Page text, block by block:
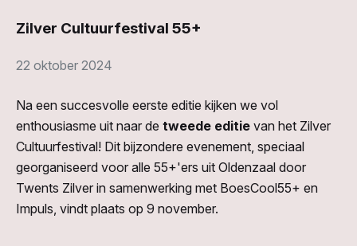
Sociaal domein
Over ons
Nieuws & Agenda
Contact
Zilver Cultuurfestival 55+
22 oktober 2024
Na een succesvolle eerste editie kijken we vol
enthousiasme uit naar de tweede editie van het Zilver
Cultuurfestival! Dit bijzondere evenement, speciaal
georganiseerd voor alle 55+'ers uit Oldenzaal door
Twents Zilver in samenwerking met BoesCool55+ en
Impuls, vindt plaats op 9 november.